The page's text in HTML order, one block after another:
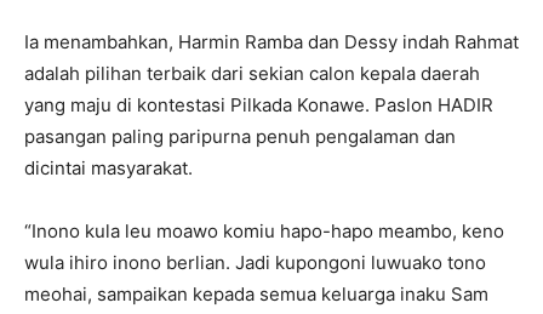
Ia menambahkan, Harmin Ramba dan Dessy indah Rahmat
adalah pilihan terbaik dari sekian calon kepala daerah
yang maju di kontestasi Pilkada Konawe. Paslon HADIR
pasangan paling paripurna penuh pengalaman dan
dicintai masyarakat.
“Inono kula leu moawo komiu hapo-hapo meambo, keno
wula ihiro inono berlian. Jadi kupongoni luwuako tono
meohai, sampaikan kepada semua keluarga inaku Sam